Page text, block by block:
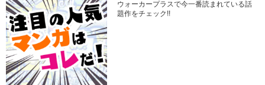
ウォーカープラスで今一番読まれている話
題作をチェック!!